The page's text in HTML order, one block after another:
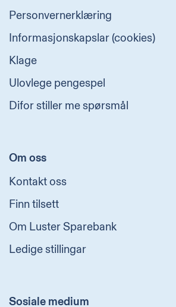
Personvernerklæring
Informasjonskapslar (cookies)
Klage
Ulovlege pengespel
Difor stiller me spørsmål
Om oss
Kontakt oss
Finn tilsett
Om Luster Sparebank
Ledige stillingar
Sosiale medium